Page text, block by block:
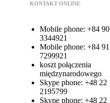
KONTAKT ONLINE
Mobile phone: +84 90
3344921
Mobile phone: +84 91
7299921
koszt połączenia
międzynarodowego
Skype phone: +48 22
2195799
Skype phone: +48 22